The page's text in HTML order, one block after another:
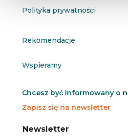
Polityka prywatności
Rekomendacje
Wspieramy
Chcesz być informowany o
Zapisz się na newsletter
N
N
Newsletter